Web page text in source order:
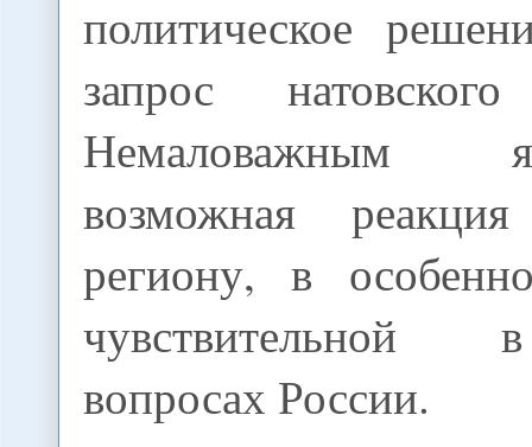
политическое
запрос натовского
Немаловажным
возможная
региону, в
вопросах России.